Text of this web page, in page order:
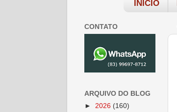
INÍCIO
CONTATO
ARQUIVO DO BLOG
► 2026 (160)